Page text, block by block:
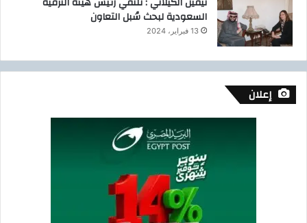
السعودية لبحث سُبل التعاون
13 فبراير، 2024
إعلان